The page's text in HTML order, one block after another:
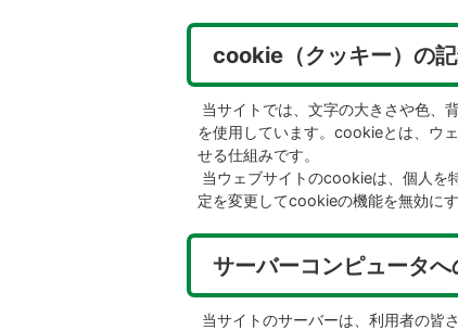
cookie（クッキー）の
当サイトでは、文字の大きさや色、
を使用しています。cookieとは、ウ
せる仕組みです。
当ウェブサイトのcookieは、個人を
定を変更してcookieの機能を無効にす
サーバーコンピュータへ
当サイトのサーバーは、利用者の皆